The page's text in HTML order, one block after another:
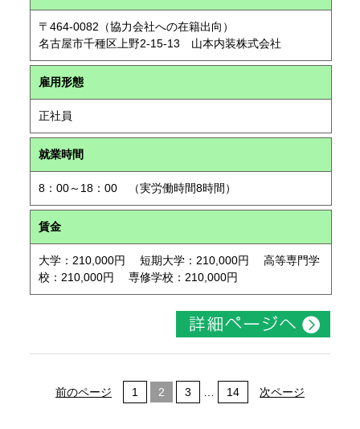
〒464-0082（協力会社への在籍出向）
名古屋市千種区上野2-15-13 山本内装株式会社
雇用形態
正社員
就業時間
8：00～18：00 （実労働時間8時間）
賃金
大学：210,000円 短期大学：210,000円 高等専門学
校：210,000円 専修学校：210,000円
前のページ 1 2 3 14 次ページ